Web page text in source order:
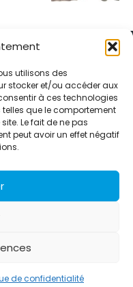
utilisons des
stocker et/ou accéder aux
à ces technologies
que le comportement
Le fait de ne pas
peut avoir un effet négatif
de confidentialité
relations presse et de
1995, elle conçoit et
et à l’international
partenaires.
de Cookies